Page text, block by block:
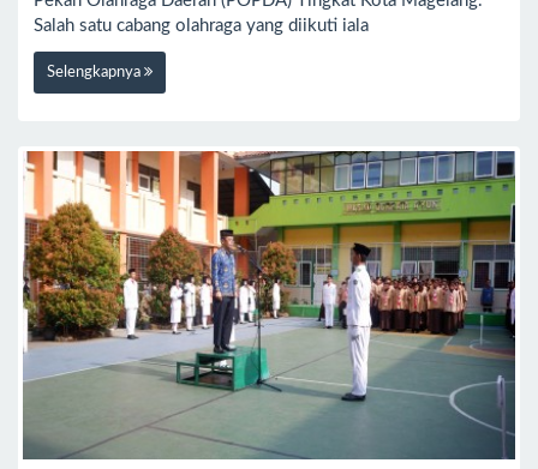
Salah satu cabang olahraga yang diikuti iala
Selengkapnya